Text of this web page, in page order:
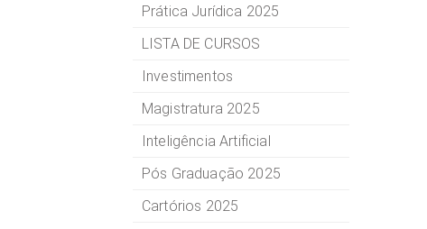
Prática Jurídica 2025
LISTA DE CURSOS
Investimentos
Magistratura 2025
Inteligência Artificial
Pós Graduação 2025
Cartórios 2025